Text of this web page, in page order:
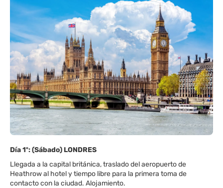
Día 1º: (Sábado) LONDRES
Llegada a la capital británica, traslado del aeropuerto de
Heathrow al hotel y tiempo libre para la primera toma de
contacto con la ciudad. Alojamiento.